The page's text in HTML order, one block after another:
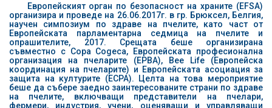
Европейският орган по безопасност на храните (ЕFSA)
организира и проведе на 26.06.2017г. в гр. Брюксел, Белгия,
научен симпозиум по здраве на пчелите, като част от
Европейската парламентарна седмица на пчелите и
опрашителите, 2017. Срещата беше организирана
съвместно с Copa Cogeca, Европейската професионална
организация на пчеларите (ЕРВА), Bee Life (Европейска
координация на пчеларите) и Европейската асоциация за
защита на културите (ЕСРА). Целта на това мероприятие
беше да събере заедно заинтересованите страни по здраве
на пчелите, включващи представители на пчелари,
фермери, индустрия, учени, оценяващи и управляващи